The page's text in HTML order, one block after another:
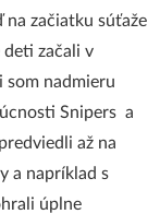
na začiatku súťaže
deti začali v
som nadmieru
Snipers a
až na
a napríklad s
úplne